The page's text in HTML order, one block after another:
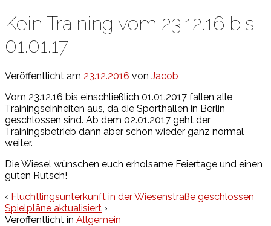
Kein Training vom 23.12.16 bis
01.01.17
Veröffentlicht am 23.12.2016 von Jacob
Vom 23.12.16 bis einschließlich 01.01.2017 fallen alle
Trainingseinheiten aus, da die Sporthallen in Berlin
geschlossen sind. Ab dem 02.01.2017 geht der
Trainingsbetrieb dann aber schon wieder ganz normal
weiter.
Die Wiesel wünschen euch erholsame Feiertage und einen
guten Rutsch!
‹ Flüchtlingsunterkunft in der Wiesenstraße geschlossen
Spielpläne aktualisiert ›
Veröffentlicht in Allgemein